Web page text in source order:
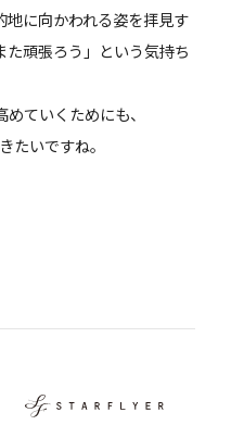
地に向かわれる姿を拝見す
頑張ろう」という気持ち
ていくためにも、
いですね。